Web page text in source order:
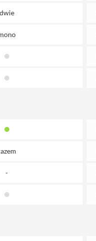
dwie
-